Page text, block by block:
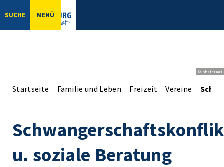
SUCHE MENÜ
© bbsferrari
Startseite Familie und Leben Freizeit Vereine
u. soziale Beratung